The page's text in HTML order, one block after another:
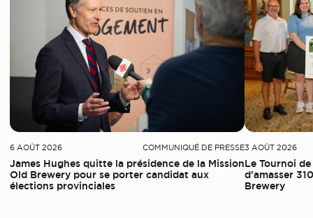
6 AOÛT 2026 COMMUNIQUÉ DE PRESSE
James Hughes quitte la présidence de la Mission
Old Brewery pour se porter candidat aux
élections provinciales
3 AOÛT 2026
Le Tournoi
d’amasser
Brewery